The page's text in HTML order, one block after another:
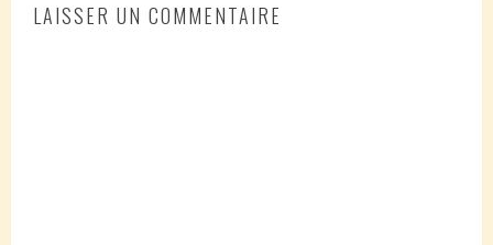
LAISSER UN COMMENTAIRE